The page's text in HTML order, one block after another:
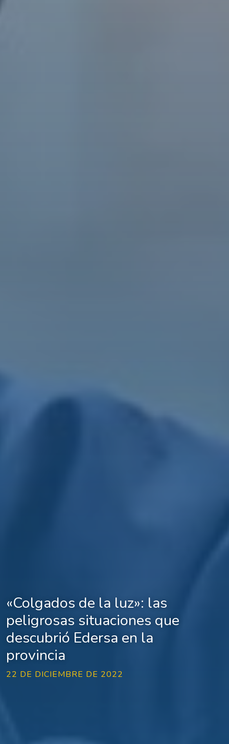
«Colgados de la luz»: las
peligrosas situaciones que
descubrió Edersa en la
provincia
22 DE DICIEMBRE DE 2022